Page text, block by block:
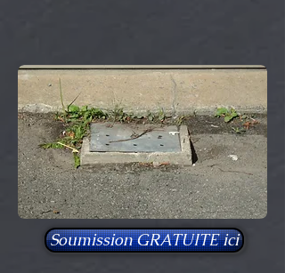
Soumission GRATUITE ici